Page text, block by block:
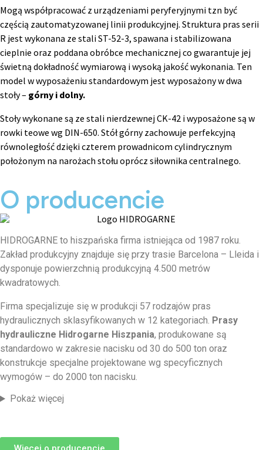
Mogą współpracować z urządzeniami peryferyjnymi tzn być
częścią zautomatyzowanej linii produkcyjnej. Struktura pras serii
R jest wykonana ze stali ST-52-3, spawana i stabilizowana
cieplnie oraz poddana obróbce mechanicznej co gwarantuje jej
świetną dokładność wymiarową i wysoką jakość wykonania. Ten
model w wyposażeniu standardowym jest wyposażony w dwa
stoły – górny i dolny.
Stoły wykonane są ze stali nierdzewnej CK-42 i wyposażone są w
rowki teowe wg DIN-650. Stół górny zachowuje perfekcyjną
równoległość dzięki czterem prowadnicom cylindrycznym
położonym na narożach stołu oprócz siłownika centralnego.
O producencie
HIDROGARNE to hiszpańska firma istniejąca od 1987 roku.
Zakład produkcyjny znajduje się przy trasie Barcelona – Lleida i
dysponuje powierzchnią produkcyjną 4.500 metrów
kwadratowych.
Firma specjalizuje się w produkcji 57 rodzajów pras
hydraulicznych sklasyfikowanych w 12 kategoriach. Prasy
hydrauliczne Hidrogarne Hiszpania, produkowane są
standardowo w zakresie nacisku od 30 do 500 ton oraz
konstrukcje specjalne projektowane wg specyficznych
wymogów – do 2000 ton nacisku.
Pokaż więcej